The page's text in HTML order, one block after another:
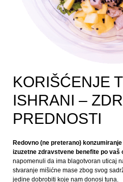
KORIŠĆENJE
ISHRANI –
PREDNOSTI
Redovno (ne preterano)
izuzetne zdravstvene benefite po vaš
napomenuli da ima blagotvoran uticaj
stvaranje mišićne mase zbog svog
jedine dobrobiti koje nam donosi tuna.